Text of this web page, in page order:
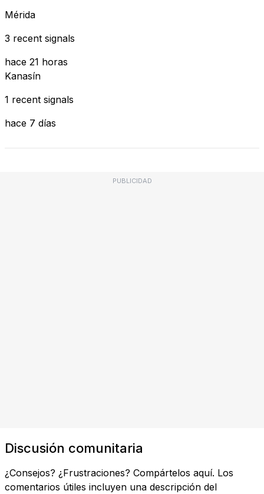
Mérida
3 recent signals
hace 21 horas
Kanasín
1 recent signals
hace 7 días
PUBLICIDAD
Discusión comunitaria
¿Consejos? ¿Frustraciones? Compártelos aquí. Los
comentarios útiles incluyen una descripción del